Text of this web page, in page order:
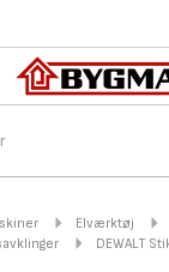
Elværktøj
DEWALT